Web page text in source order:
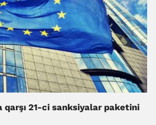
qarşı 21-ci sanksiyalar paketini